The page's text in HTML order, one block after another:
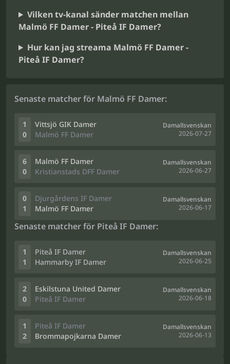
Vilken tv-kanal sänder matchen mellan
Malmö FF Damer - Piteå IF Damer?
Hur kan jag streama Malmö FF Damer -
Piteå IF Damer?
Senaste matcher för Malmö FF Damer:
1
0
Vittsjö GIK Damer
Malmö FF Damer
Damallsvenskan
2026-07-27
6
0
Malmö FF Damer
Kristianstads DFF Damer
Damallsvenskan
2026-06-27
0
1
Djurgårdens IF Damer
Malmö FF Damer
Damallsvenskan
2026-06-17
Senaste matcher för Piteå IF Damer:
1
1
Piteå IF Damer
Hammarby IF Damer
Damallsvenskan
2026-06-25
2
0
Eskilstuna United Damer
Piteå IF Damer
Damallsvenskan
2026-06-18
1
2
Piteå IF Damer
Brommapojkarna Damer
Damallsvenskan
2026-06-13